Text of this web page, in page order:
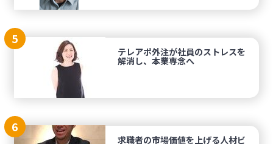
5
テレアポ外注が社員のストレスを
解消し、本業専念へ
6
求職者の市場価値を上げる人材ビ